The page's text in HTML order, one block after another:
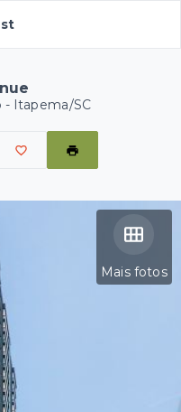
- Itapema/SC
Mais fotos